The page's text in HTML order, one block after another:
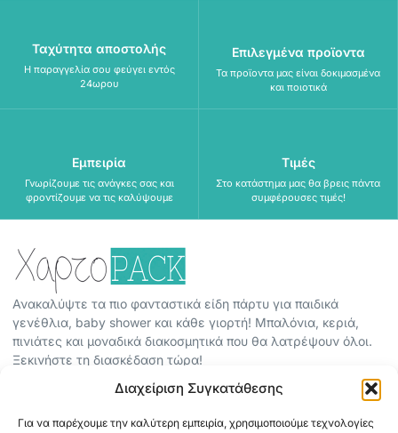
Διαχείριση Συγκατάθεσης
Για να παρέχουμε την καλύτερη εμπειρία, χρησιμοποιούμε τεχνολογίες
Ταχύτητα αποστολής
Η παραγγελία σου φεύγει εντός
24ωρου
Επιλεγμένα προϊοντα
Τα προϊοντα μας είναι δοκιμασμένα
και ποιοτικά
Εμπειρία
Γνωρίζουμε τις ανάγκες σας και
φροντίζουμε να τις καλύψουμε
Τιμές
Στο κατάστημα μας θα βρεις πάντα
συμφέρουσες τιμές!
Ανακαλύψτε τα πιο φανταστικά είδη πάρτυ για παιδικά
γενέθλια, baby shower και κάθε γιορτή! Μπαλόνια, κεριά,
πινιάτες και μοναδικά διακοσμητικά που θα λατρέψουν όλοι.
Ξεκινήστε τη διασκέδαση τώρα!
ΟΡΟΙ ΧΡΗΣΗΣ